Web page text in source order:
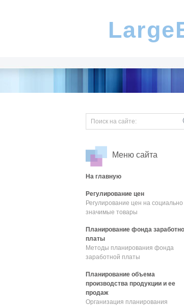
Меню сайта
На главную
Регулирование цен
Регулирование цен на социально
значимые товары
Планирование фонда
платы
Методы планирования фонда
заработной платы
Планирование объема
производства продукции и ее
продаж
Организация планирования